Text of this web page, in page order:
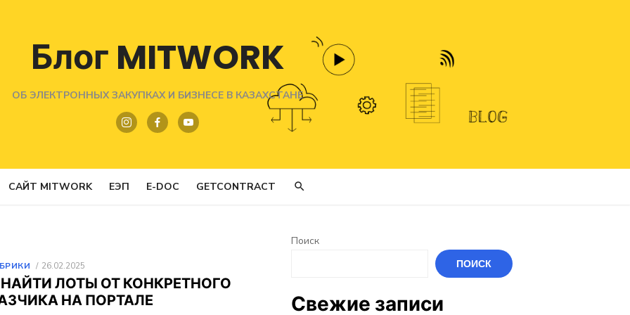
Блог MITWORK
ОБ ЭЛЕКТРОННЫХ ЗАКУПКАХ И БИЗНЕСЕ В КАЗАХСТАНЕ
САЙТ MITWORK ЕЭП E-DOC GETCONTRACT
ОПУБЛИКОВАНО
26.02.2025
ЛОТЫ ОТ КОНКРЕТНОГО
НА ПОРТАЛЕ
Поиск
ПОИСК
Свежие записи